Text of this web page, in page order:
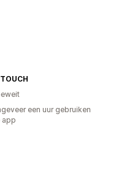
een uur gebruiken
app